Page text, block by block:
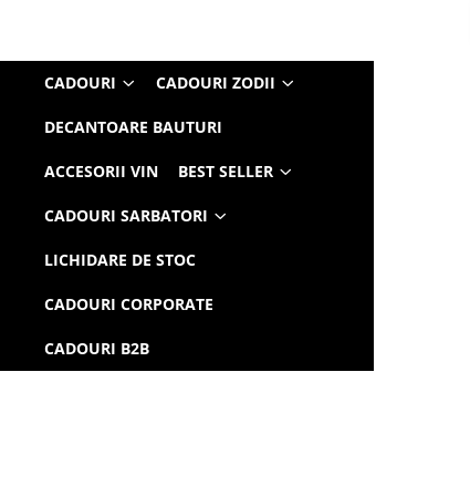
CADOURI CADOURI ZODII
DECANTOARE BAUTURI
ACCESORII VIN BEST SELLER
CADOURI SARBATORI
LICHIDARE DE STOC
CADOURI CORPORATE
CADOURI B2B